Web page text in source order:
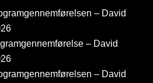
– David
– David
– David